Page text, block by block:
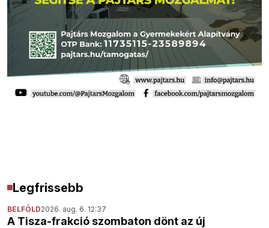
Legfrissebb
BELFÖLD2026. aug. 6. 12:37
A Tisza-frakció szombaton dönt az új